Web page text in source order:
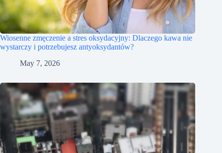
Wiosenne zmęczenie a stres oksydacyjny: Dlaczego kawa nie
wystarczy i potrzebujesz antyoksydantów?
May 7, 2026